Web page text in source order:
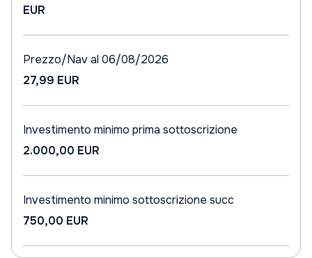
EUR
Prezzo/Nav al 06/08/2026
27,99 EUR
Investimento minimo prima sottoscrizione
2.000,00 EUR
Investimento minimo sottoscrizione succ
750,00 EUR